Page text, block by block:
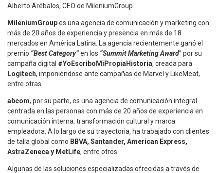
Alberto Arébalos, CEO de MileniumGroup.
MileniumGroupes una agencia de comunicación y marketing con
más de 20 años de experiencia y presencia en más de 18
mercados en América Latina. La agencia recientemente ganó el
premio “Best Category”en los “Summit Marketing Award” por su
campaña digital #YoEscriboMiPropiaHistoria, creada para
Logitech, imponiéndose ante campañas de Marvel y LikeMeat,
entre otras.
abcom, por su parte, es una agencia de comunicación integral
centrada en las personas con más de 20 años de experiencia en
comunicación interna, transformación cultural y marca
empleadora. A lo largo de su trayectoria, ha trabajado con clientes
de talla global como BBVA, Santander, American Express,
AstraZeneca y MetLife, entre otros.
Algunas de las soluciones especializadas ofrecidas a través de